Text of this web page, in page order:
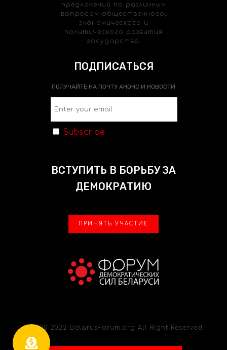
предложений по различным
вопросам общественного,
экономического и
политического развития
государства.
ПОДПИСАТЬСЯ
ПОЛУЧАЙТЕ НА ПОЧТУ АНОНС И НОВОСТИ
Subscribe
ВСТУПИТЬ В БОРЬБУ ЗА
ДЕМОКРАТИЮ
ПРИНЯТЬ УЧАСТИЕ
© 2020-2022 BelarusForum.org All Right Reserved.